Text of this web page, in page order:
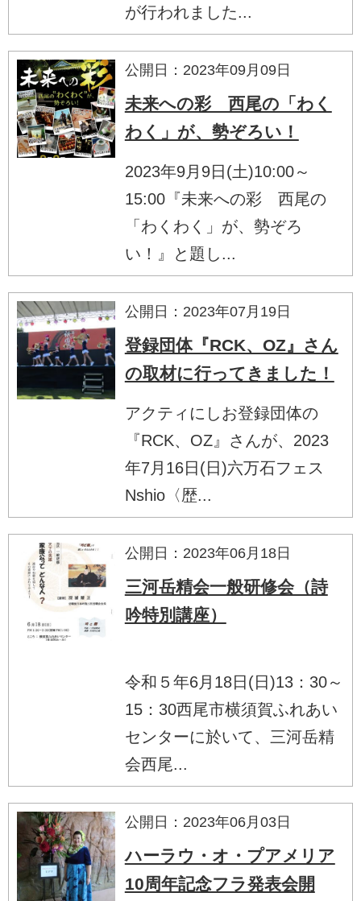
が行われました...
公開日：2023年09月09日
未来への彩 西尾の「わく
わく」が、勢ぞろい！
2023年9月9日(土)10:00～
15:00『未来への彩 西尾の
「わくわく」が、勢ぞろ
い！』と題し...
公開日：2023年07月19日
登録団体『RCK、OZ』さん
の取材に行ってきました！
アクティにしお登録団体の
『RCK、OZ』さんが、2023
年7月16日(日)六万石フェス
Nshio〈歴...
公開日：2023年06月18日
三河岳精会一般研修会（詩
吟特別講座）
令和５年6月18日(日)13：30～
15：30西尾市横須賀ふれあい
センターに於いて、三河岳精
会西尾...
公開日：2023年06月03日
ハーラウ・オ・プアメリア
10周年記念フラ発表会開